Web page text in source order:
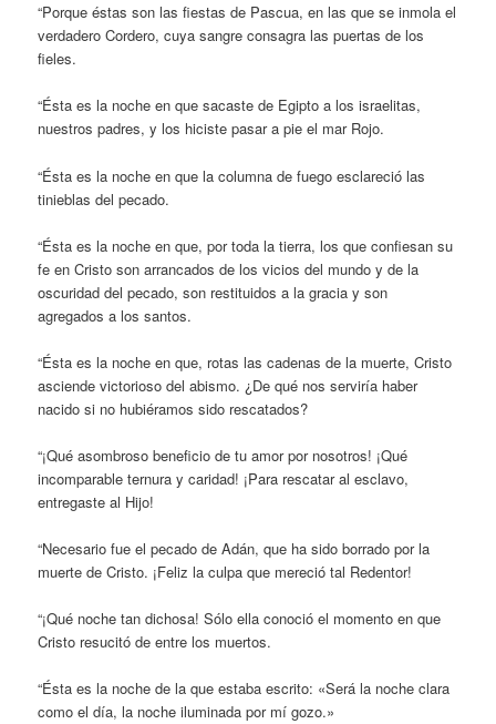
“Porque éstas son las fiestas de Pascua, en las que se inmola el
verdadero Cordero, cuya sangre consagra las puertas de los
fieles.
“Ésta es la noche en que sacaste de Egipto a los israelitas,
nuestros padres, y los hiciste pasar a pie el mar Rojo.
“Ésta es la noche en que la columna de fuego esclareció las
tinieblas del pecado.
“Ésta es la noche en que, por toda la tierra, los que confiesan su
fe en Cristo son arrancados de los vicios del mundo y de la
oscuridad del pecado, son restituidos a la gracia y son
agregados a los santos.
“Ésta es la noche en que, rotas las cadenas de la muerte, Cristo
asciende victorioso del abismo. ¿De qué nos serviría haber
nacido si no hubiéramos sido rescatados?
“¡Qué asombroso beneficio de tu amor por nosotros! ¡Qué
incomparable ternura y caridad! ¡Para rescatar al esclavo,
entregaste al Hijo!
“Necesario fue el pecado de Adán, que ha sido borrado por la
muerte de Cristo. ¡Feliz la culpa que mereció tal Redentor!
“¡Qué noche tan dichosa! Sólo ella conoció el momento en que
Cristo resucitó de entre los muertos.
“Ésta es la noche de la que estaba escrito: «Será la noche clara
como el día, la noche iluminada por mí gozo.»